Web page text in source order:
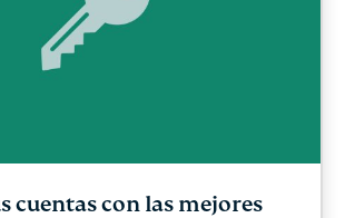
cuentas con las mejores